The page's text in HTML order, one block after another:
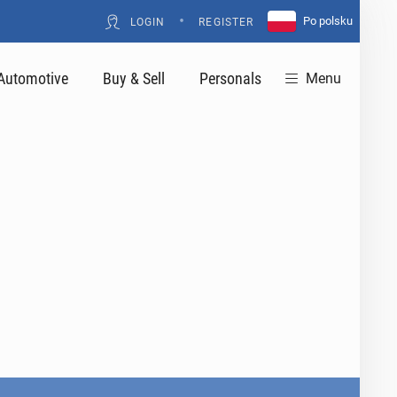
LOGIN • REGISTER Po polsku
Buy & Sell Personals Menu